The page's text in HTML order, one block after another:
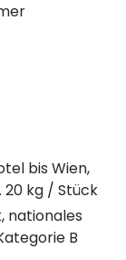
bis Wien,
20 kg / Stück
nationales
B